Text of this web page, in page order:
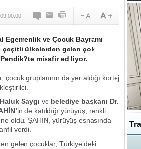
00:00
Egemenlik ve Çocuk Bayramı
çeşitli ülkelerden gelen çok
misafir ediliyor.
çocuk gruplarının da yer aldığı kortej
Saygı ve belediye başkanı Dr.
in de katıldığı yürüyüş, renkli
oldu. ŞAHİN, yürüyüş esnasında
verdi.
gelen çocuklar, Türkiye’deki